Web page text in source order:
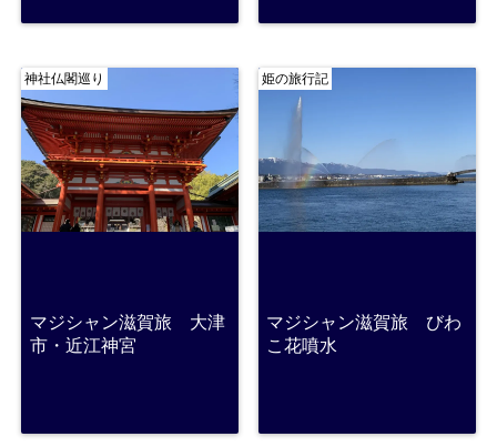
神社仏閣巡り
マジシャン滋賀旅 大津
市・近江神宮
姫の旅行記
マジシャン滋賀旅 びわ
こ花噴水